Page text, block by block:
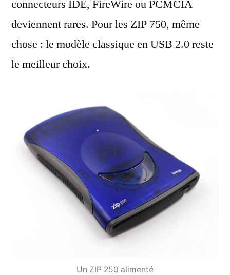
connecteurs IDE, FireWire ou PCMCIA
deviennent rares. Pour les ZIP 750, même
chose : le modèle classique en USB 2.0 reste
le meilleur choix.
Un ZIP 250 alimenté